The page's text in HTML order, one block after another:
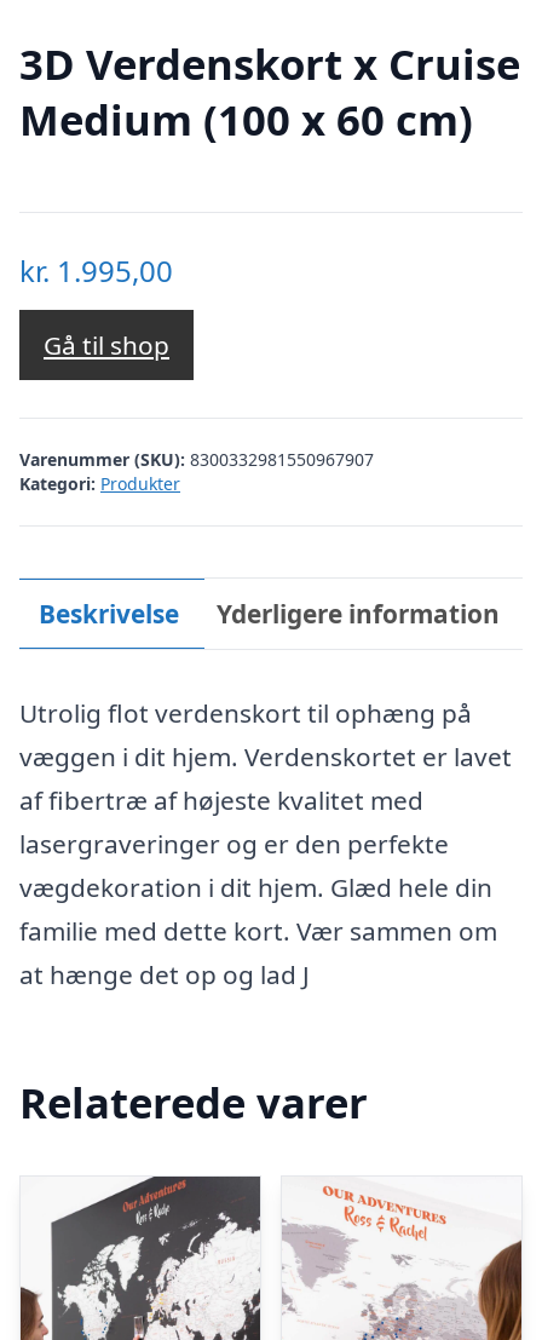
3D Verdenskort x Cruise
Medium (100 x 60 cm)
kr. 1.995,00
Gå til shop
Varenummer (SKU): 8300332981550967907
Kategori: Produkter
Beskrivelse Yderligere information
Utrolig flot verdenskort til ophæng på
væggen i dit hjem. Verdenskortet er lavet
af fibertræ af højeste kvalitet med
lasergraveringer og er den perfekte
vægdekoration i dit hjem. Glæd hele din
familie med dette kort. Vær sammen om
at hænge det op og lad J
Relaterede varer